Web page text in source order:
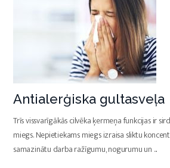
Antialerģiska gultasveļa
Trīs vissvarīgākās cilvēka ķermeņa funkcijas ir
miegs. Nepietiekams miegs izraisa sliktu
samazinātu darba ražīgumu, nogurumu un ...